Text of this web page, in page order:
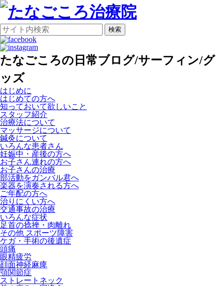
検索
たなごころの日常ブログ/サーフィン/グ
ッズ
はじめに
はじめての方へ
知っておいて欲しいこと
スタッフ紹介
治療法について
マッサージについて
鍼灸について
いろんな患者さん
妊娠中・産後の方へ
お子さん連れの方へ
お子さんの治療
部活動をガンバル君へ
楽器を演奏される方へ
ご年配の方へ
治りにくい方へ
交通事故の治療
いろんな症状
足首の捻挫・肉離れ
その他 スポーツ障害
ケガ・手術の後遺症
頭痛
眼精疲労
顔面神経麻痺
顎関節症
ストレートネック